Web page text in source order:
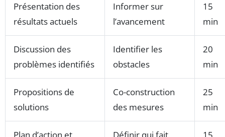
Présentation des
résultats actuels
Informer sur
l’avancement
15
min
Discussion des
problèmes identifiés
Identifier les
obstacles
20
min
Propositions de
solutions
Co-construction
des mesures
25
min